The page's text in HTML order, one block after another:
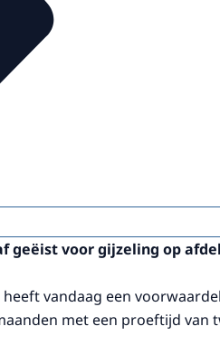
geëist voor gijzeling op
vandaag een
met een proeftijd van